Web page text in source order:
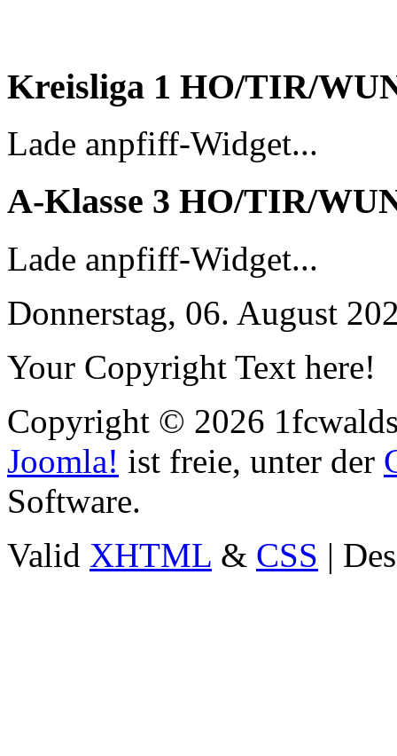
Kreisliga 1 HO/TIR/
Lade anpfiff-Widget...
A-Klasse 3 HO/TIR/
Lade anpfiff-Widget...
Donnerstag, 06. August
Your Copyright Text here!
Copyright © 2026
Joomla! ist freie, unter der
Software.
Valid XHTML & CSS |